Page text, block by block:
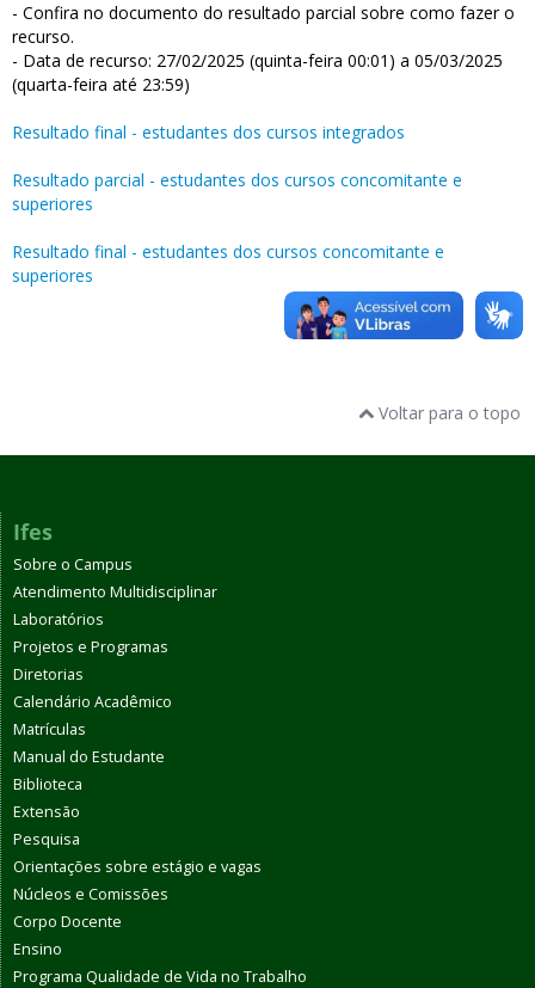
- Confira no documento do resultado parcial sobre como fazer o
recurso.
- Data de recurso: 27/02/2025 (quinta-feira 00:01) a 05/03/2025
(quarta-feira até 23:59)
Resultado final - estudantes dos cursos integrados
Resultado parcial - estudantes dos cursos concomitante e
superiores
Resultado final - estudantes dos cursos concomitante e
superiores
Voltar para o topo
Ifes
Sobre o Campus
Atendimento Multidisciplinar
Laboratórios
Projetos e Programas
Diretorias
Calendário Acadêmico
Matrículas
Manual do Estudante
Biblioteca
Extensão
Pesquisa
Orientações sobre estágio e vagas
Núcleos e Comissões
Corpo Docente
Ensino
Programa Qualidade de Vida no Trabalho